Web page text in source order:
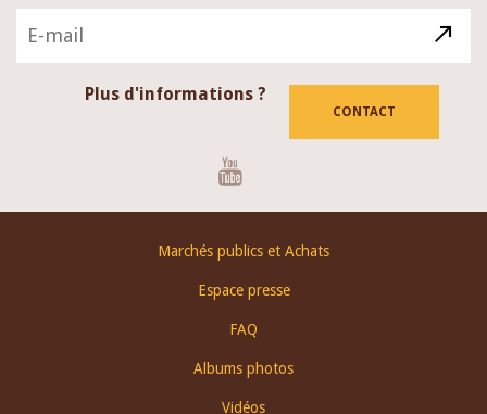
Plus d'informations ?
CONTACT
Marchés publics et Achats
Espace presse
FAQ
Albums photos
Vidéos